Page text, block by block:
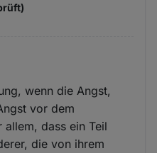
wenn die Angst,
vor dem
dass ein Teil
die von ihrem